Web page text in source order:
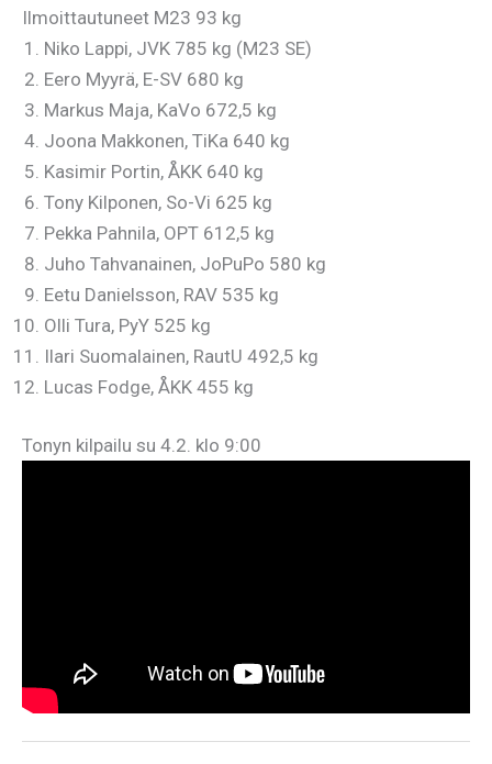
Ilmoittautuneet M23 93 kg
Niko Lappi, JVK 785 kg (M23 SE)
Eero Myyrä, E-SV 680 kg
Markus Maja, KaVo 672,5 kg
Joona Makkonen, TiKa 640 kg
Kasimir Portin, ÅKK 640 kg
Tony Kilponen, So-Vi 625 kg
Pekka Pahnila, OPT 612,5 kg
Juho Tahvanainen, JoPuPo 580 kg
Eetu Danielsson, RAV 535 kg
Olli Tura, PyY 525 kg
Ilari Suomalainen, RautU 492,5 kg
Lucas Fodge, ÅKK 455 kg
Tonyn kilpailu su 4.2. klo 9:00